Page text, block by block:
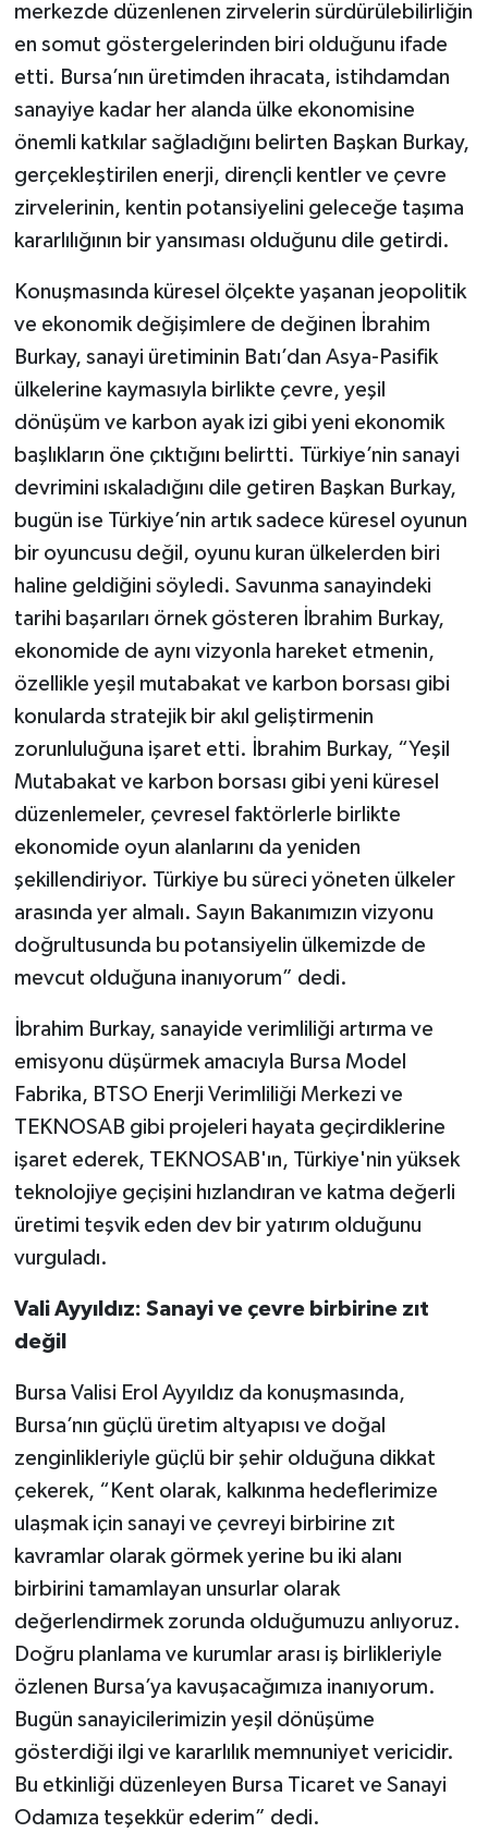
merkezde düzenlenen zirvelerin sürdürülebilirliğin
en somut göstergelerinden biri olduğunu ifade
etti. Bursa’nın üretimden ihracata, istihdamdan
sanayiye kadar her alanda ülke ekonomisine
önemli katkılar sağladığını belirten Başkan Burkay,
gerçekleştirilen enerji, dirençli kentler ve çevre
zirvelerinin, kentin potansiyelini geleceğe taşıma
kararlılığının bir yansıması olduğunu dile getirdi.
Konuşmasında küresel ölçekte yaşanan jeopolitik
ve ekonomik değişimlere de değinen İbrahim
Burkay, sanayi üretiminin Batı’dan Asya-Pasifik
ülkelerine kaymasıyla birlikte çevre, yeşil
dönüşüm ve karbon ayak izi gibi yeni ekonomik
başlıkların öne çıktığını belirtti. Türkiye’nin sanayi
devrimini ıskaladığını dile getiren Başkan Burkay,
bugün ise Türkiye’nin artık sadece küresel oyunun
bir oyuncusu değil, oyunu kuran ülkelerden biri
haline geldiğini söyledi. Savunma sanayindeki
tarihi başarıları örnek gösteren İbrahim Burkay,
ekonomide de aynı vizyonla hareket etmenin,
özellikle yeşil mutabakat ve karbon borsası gibi
konularda stratejik bir akıl geliştirmenin
zorunluluğuna işaret etti. İbrahim Burkay, “Yeşil
Mutabakat ve karbon borsası gibi yeni küresel
düzenlemeler, çevresel faktörlerle birlikte
ekonomide oyun alanlarını da yeniden
şekillendiriyor. Türkiye bu süreci yöneten ülkeler
arasında yer almalı. Sayın Bakanımızın vizyonu
doğrultusunda bu potansiyelin ülkemizde de
mevcut olduğuna inanıyorum” dedi.
İbrahim Burkay, sanayide verimliliği artırma ve
emisyonu düşürmek amacıyla Bursa Model
Fabrika, BTSO Enerji Verimliliği Merkezi ve
TEKNOSAB gibi projeleri hayata geçirdiklerine
işaret ederek, TEKNOSAB'ın, Türkiye'nin yüksek
teknolojiye geçişini hızlandıran ve katma değerli
üretimi teşvik eden dev bir yatırım olduğunu
vurguladı.
Vali Ayyıldız: Sanayi ve çevre birbirine zıt
değil
Bursa Valisi Erol Ayyıldız da konuşmasında,
Bursa’nın güçlü üretim altyapısı ve doğal
zenginlikleriyle güçlü bir şehir olduğuna dikkat
çekerek, “Kent olarak, kalkınma hedeflerimize
ulaşmak için sanayi ve çevreyi birbirine zıt
kavramlar olarak görmek yerine bu iki alanı
birbirini tamamlayan unsurlar olarak
değerlendirmek zorunda olduğumuzu anlıyoruz.
Doğru planlama ve kurumlar arası iş birlikleriyle
özlenen Bursa’ya kavuşacağımıza inanıyorum.
Bugün sanayicilerimizin yeşil dönüşüme
gösterdiği ilgi ve kararlılık memnuniyet vericidir.
Bu etkinliği düzenleyen Bursa Ticaret ve Sanayi
Odamıza teşekkür ederim” dedi.